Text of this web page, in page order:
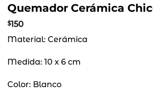
Quemador Cerámica
$150
Material: Cerámica
Medida: 10 x 6 cm
Color: Blanco